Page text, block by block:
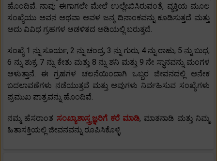
ಹೊಂದಿವೆ. ನಾವು ಈಗಾಗಲೇ ಮೇಲೆ ಉಲ್ಲೇಖಿಸಿರುವಂತೆ, ವ್ಯಕ್ತಿಯ ಮೂಲ
ಸಂಖ್ಯೆಯು ಅವನ ಅಥವಾ ಅವಳ ಜನ್ಮ ದಿನಾಂಕವನ್ನು ಕೂಡಿಸುತ್ತದೆ ಮತ್ತು
ಅದು ವಿವಿಧ ಗ್ರಹಗಳ ಆಡಳಿತದ ಅಡಿಯಲ್ಲಿ ಬರುತ್ತದೆ.
ಸಂಖ್ಯೆ 1 ನ್ನು ಸೂರ್ಯ, 2 ನ್ನು ಚಂದ್ರ, 3 ನ್ನು ಗುರು, 4 ನ್ನು ರಾಹು, 5 ನ್ನು ಬುಧ,
6 ನ್ನು ಶುಕ್ರ, 7 ನ್ನು ಕೇತು ಮತ್ತು 8 ನ್ನು ಶನಿ ಮತ್ತು 9 ನೇ ಸ್ಥಾನವನ್ನು ಮಂಗಳ
ಆಳುತ್ತಾನೆ. ಈ ಗ್ರಹಗಳ ಚಲನೆಯಿಂದಾಗಿ ಒಬ್ಬರ ಜೀವನದಲ್ಲಿ ಅನೇಕ
ಬದಲಾವಣೆಗಳು ನಡೆಯುತ್ತವೆ ಮತ್ತು ಅವುಗಳು ನಿರ್ವಹಿಸುವ ಸಂಖ್ಯೆಗಳು
ಪ್ರಮುಖ ಪಾತ್ರವನ್ನು ಹೊಂದಿವೆ.
ನಮ್ಮ ಹೆಸರಾಂತ ಸಂಖ್ಯಾಶಾಸ್ತ್ರಜ್ಞರಿಗೆ ಕರೆ ಮಾಡಿ, ಮಾತನಾಡಿ ಮತ್ತು ನಿಮ್ಮ
ಹಿತಾಸಕ್ತಿಯಲ್ಲಿ ಜೀವನವನ್ನು ರೂಪಿಸಿಕೊಳ್ಳಿ.